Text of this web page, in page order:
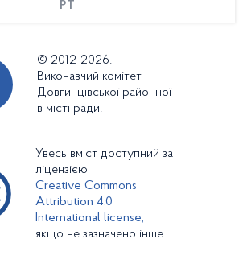
PT
© 2012-2026.
Виконавчий комітет
Довгинцівської районної
в місті ради.
Увесь вміст доступний за
ліцензією
Creative Commons
Attribution 4.0
International license,
якщо не зазначено інше